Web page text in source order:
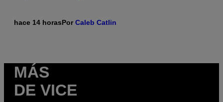
hace 14 horasPorCaleb Catlin
MÁS
DE VICE